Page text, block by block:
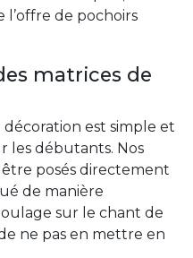
l’offre de pochoirs
matrices de
décoration est simple et
les débutants. Nos
posés directement
de manière
sur le chant de
ne pas en mettre en